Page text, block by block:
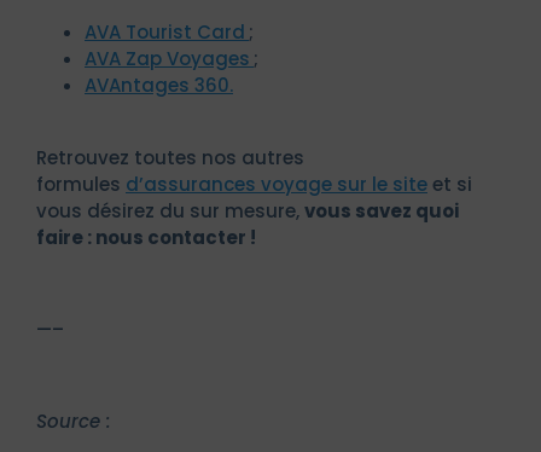
AVA Tourist Card ;
AVA Zap Voyages ;
AVAntages 360.
Retrouvez toutes nos autres
formules d’assurances voyage sur le siteet si
vous désirez du sur mesure,vous savez quoi
faire : nous contacter !
—–
Source :